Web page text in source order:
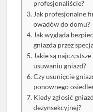
profesjonaliście?
Jak profesjonalne
owadów do domu?
Jak wygląda
gniazda przez
Jakie są
usuwaniu gniazd?
Czy usunięcie
ponownego
Kiedy zgłosić
dezynsekcyjnej?